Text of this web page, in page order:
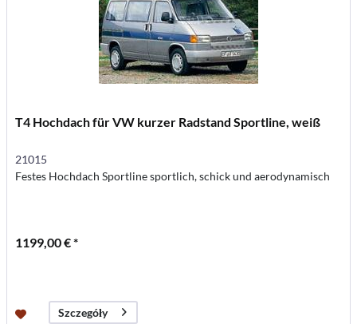
T4 Hochdach für VW kurzer Radstand Sportline, weiß
21015
Festes Hochdach Sportline sportlich, schick und aerodynamisch
1199,00 € *
Szczegóły